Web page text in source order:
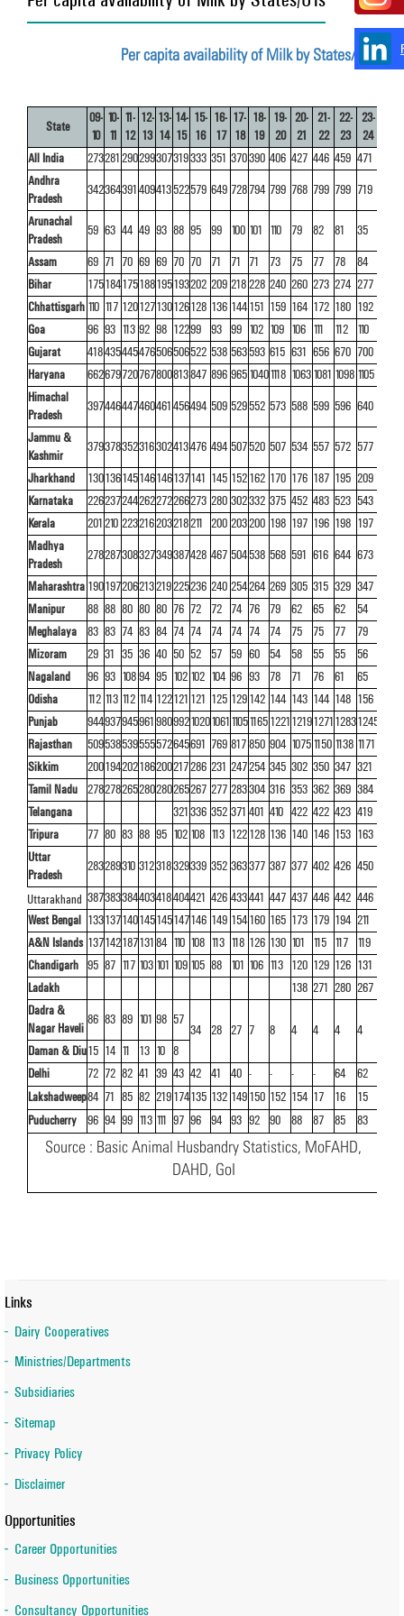
Per capita availability of Milk by States/UTs
State
09-
10
10-
11
11-
12
12-
13
13-
14
14-
15
15-
16
16-
17
17-
18
18-
19
19-
20
20-
21
21-
22
22-
23
23-
24
All India
273281290299307319333 351 370390 406 427 446 459 471
Andhra
Pradesh
342364391409413522579 649 728794 799 768 799 799 719
Arunachal
Pradesh
59 63 44 49 93 88 95 99 100 101 110 79 82 81 35
Assam 69 71 70 69 69 70 70 71 71 71 73 75 77 78
84
Bihar
175184175188195193202 209 218228 240 260 273 274 277
Chhattisgarh 110 117 120127130126128 136 144151 159 164 172 180 192
Goa
96 93 113 92 98 12299 93 99 102 109 106 111 112
110
Gujarat
418435445476506506522 538 563593 615 631 656 670 700
Haryana
662679720767800813847 896 96510401118 10631081 1098 1105
Himachal
Pradesh
397446447460461456494 509 529552 573 588 599 596 640
Jammu &
Kashmir
379378352316302413476 494 507520 507 534 557 572 577
Jharkhand 130136145146146137141 145 152162 170 176 187 195 209
Karnataka
226237244262272266273 280 302332 375 452 483 523 543
Kerala
201210 223216203218211 200 203200 198 197 196 198 197
Madhya
Pradesh
278287308327349387428 467 504538 568 591 616 644 673
Maharashtra 190197206213219225236 240 254264 269 305 315 329 347
Manipur
88 88 80 80 80 76 72 72 74 76 79 62 65 62
54
Meghalaya
83 83 74 83 84 74 74 74 74 74 74 75 75 77
79
Mizoram
29 31 35 36 40 50 52 57 59 60 54 58 55 55
56
Nagaland
96 93 10894 95 102 102 104 96 93 78 71 76 61
65
Odisha
112 113 112 114 122121 121 125 129142 144 143 144 148 156
Punjab
944937945961980992102010611105116512211219127112831245
Rajasthan
509538539555572645691 769 817850 904 10751150 1138 1171
Sikkim
200194202186200217286 231 247254 345 302 350 347 321
Tamil Nadu
278278265280280265267 277 283304 316 353 362 369 384
Telangana
321336 352 371 401 410 422 422 423 419
Tripura
77 80 83 88 95 102 108 113 122128 136 140 146 153 163
Uttar
Pradesh
283289310 312318329339 352 363377 387 377 402 426 450
Uttarakhand 387383384403418404421 426 433441 447 437 446 442 446
West Bengal 133137140145145147146 149 154160 165 173 179 194 211
A&N Islands 13714218713184 110 108 113 118 126 130 101 115 117
119
Chandigarh 95 87 117 103 101 109 105 88 101 106 113 120 129 126 131
Ladakh
138 271 280 267
Dadra &
Nagar Haveli
86 83 89 101 98 57
34 28 27 7 8 4 4 4
4
Daman & Diu15 14 11 13 10 8
Delhi
72 72 82 41 39 43 42 41 40 - - - - 64
62
Lakshadweep84 71 85 82 219174135 132 149150 152 154 17 16
15
Puducherry
96 94 99 113 111 97 96 94 93 92 90 88 87 85 83
Source : Basic Animal Husbandry Statistics, MoFAHD,
DAHD, GoI
Links
Dairy Cooperatives
Ministries/Departments
Subsidiaries
Sitemap
Privacy Policy
Disclaimer
Opportunities
Career Opportunities
Business Opportunities
Consultancy Opportunities